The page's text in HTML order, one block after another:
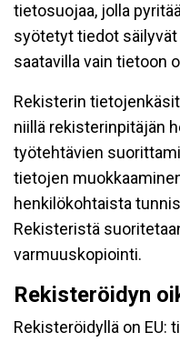
tietosuojaa, jolla
syötetyt tiedot
saatavilla vain tietoon
Rekisterin
niillä rekisterinpitäjän
työtehtävien
tietojen
henkilökohtaista
Rekisteristä
varmuuskopiointi.
Rekisteröidyn
Rekisteröidyllä on EU: